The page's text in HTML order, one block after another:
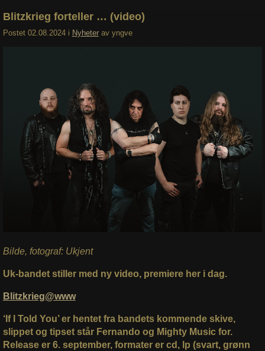
Blitzkrieg forteller … (video)
Postet 02.08.2024 i Nyheter av yngve
Bilde, fotograf: Ukjent
Uk-bandet stiller med ny video, premiere her i dag.
Blitzkrieg@www
‘If I Told You’ er hentet fra bandets kommende skive,
slippet og tipset står Fernando og Mighty Music for.
Release er 6. september, formater er cd, lp (svart, grønn